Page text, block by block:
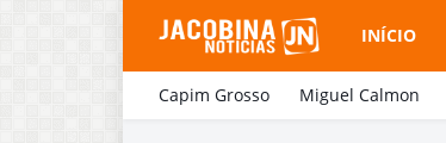
INÍCIO
Capim Grosso Miguel Calmon